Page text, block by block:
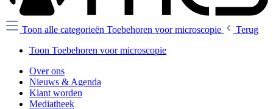
Toon alle categorieën Toebehoren voor microscopie
Terug
Toon Toebehoren voor microscopie
Over ons
Nieuws & Agenda
Klant worden
Mediatheek